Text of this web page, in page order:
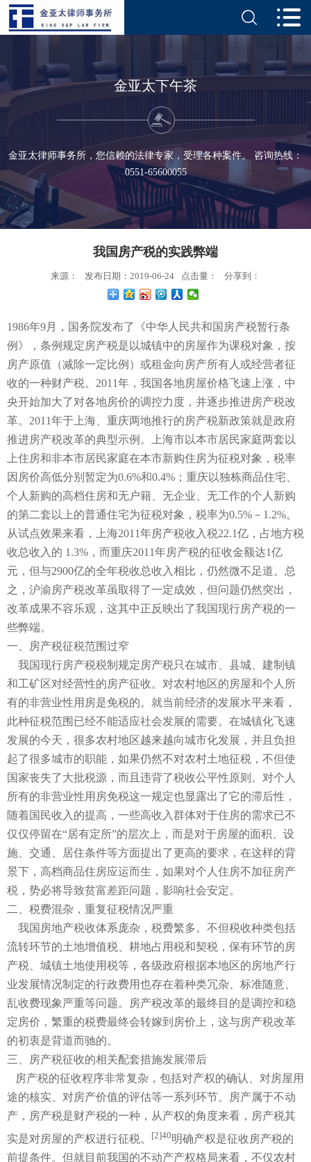
金亚太下午茶
金亚太律师事务所，您信赖的法律专家，受理各种案件。 咨询热线：
0551-65600055
我国房产税的实践弊端
来源： 发布日期：2019-06-24 点击量： 分享到：
1986年9月，国务院发布了《中华人民共和国房产税暂行条
例》，条例规定房产税是以城镇中的房屋作为课税对象，按
房产原值（减除一定比例）或租金向房产所有人或经营者征
收的一种财产税。2011年，我国各地房屋价格飞速上涨，中
央开始加大了对各地房价的调控力度，并逐步推进房产税改
革。2011年于上海、重庆两地推行的房产税新政策就是政府
推进房产税改革的典型示例。上海市以本市居民家庭两套以
上住房和非本市居民家庭在本市新购住房为征税对象，税率
因房价高低分别暂定为0.6%和0.4%；重庆以独栋商品住宅、
个人新购的高档住房和无户籍、无企业、无工作的个人新购
的第二套以上的普通住宅为征税对象，税率为0.5%－1.2%。
从试点效果来看，上海2011年房产税收入税22.1亿，占地方税
收总收入的 1.3%，而重庆2011年房产税的征收金额达1亿
元，但与2900亿的全年税收总收入相比，仍然微不足道。总
之，沪渝房产税改革虽取得了一定成效，但问题仍然突出，
改革成果不容乐观，这其中正反映出了我国现行房产税的一
些弊端。
一、
房产税征税范围过窄
我国现行房产税税制规定房产税只在城市、县城、建制镇
和工矿区对经营性的房产征收。对农村地区的房屋和个人所
有的非营业性用房是免税的。就当前经济的发展水平来看，
此种征税范围已经不能适应社会发展的需要。在城镇化飞速
发展的今天，很多农村地区越来越向城市化发展，并且负担
起了很多城市的职能，如果仍然不对农村土地征税，不但使
国家丧失了大批税源，而且违背了税收公平性原则。对个人
所有的非营业性用房免税这一规定也显露出了它的滞后性，
随着国民收入的提高，一些高收入群体对于住房的需求已不
仅仅停留在“居有定所”的层次上，而是对于房屋的面积、设
施、交通、居住条件等方面提出了更高的要求，在这样的背
景下，高档商品住房应运而生，如果对个人住房不加征房产
税，势必将导致贫富差距问题，影响社会安定。
二、 税费混杂，重复征税情况严重
我国房地产税收体系庞杂，税费繁多。不但税收种类包括
流转环节的土地增值税、耕地占用税和契税，保有环节的房
产税、城镇土地使用税等，各级政府根据本地区的房地产行
业发展情况制定的行政费用也存在着种类冗杂、标准随意、
乱收费现象严重等问题。房产税改革的最终目的是调控和稳
定房价，繁重的税费最终会转嫁到房价上，这与房产税改革
的初衷是背道而驰的。
三、
房产税征收的相关配套措施发展滞后
房产税的征收程序非常复杂，包括对产权的确认、对房屋用
途的核实、对房产价值的评估等一系列环节。房产属于不动
产，房产税是财产税的一种，从产权的角度来看，房产税其
实是对房屋的产权进行征税。
[2]40明确产权是征收房产税的
前提条件。但就目前我国的不动产产权格局来看，不仅农村